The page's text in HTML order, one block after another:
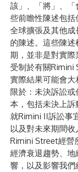
該」、「將」、
些前瞻性陳述包括
全球擴張及其他
的陳述。這些陳
期，並非是對實
受制於有關Rimini
實際結果可能會
限於：未決訴訟
本，包括未決上
就Rimini II訴訟事
以及對未來期間收
Rimini Street經營
經濟衰退趨勢、
響，以及影響我